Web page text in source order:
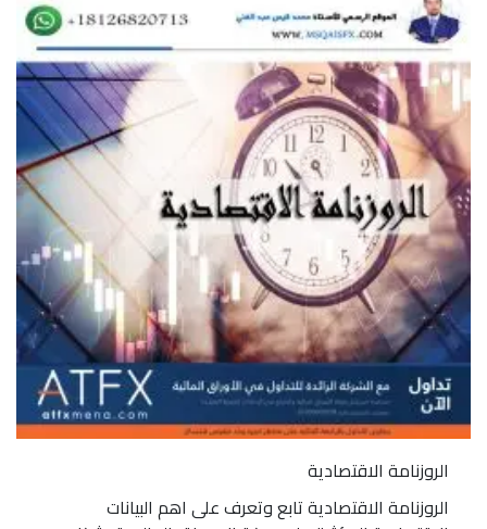
الروزنامة الاقتصادية
الروزنامة الاقتصادية تابع وتعرف على اهم البيانات